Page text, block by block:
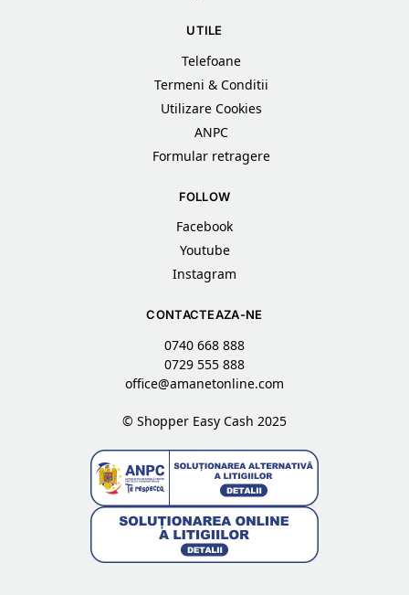
UTILE
Telefoane
Termeni & Conditii
Utilizare Cookies
ANPC
Formular retragere
FOLLOW
Facebook
Youtube
Instagram
CONTACTEAZA-NE
0740 668 888
0729 555 888
office@amanetonline.com
© Shopper Easy Cash 2025